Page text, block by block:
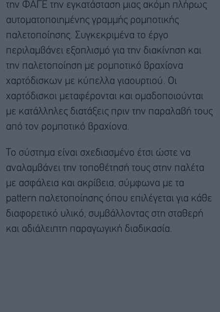
την ΦΑΓΕ την εγκατάσταση μιας ακόμη πλήρως
αυτοματοποιημένης γραμμής ρομποτικής
παλετοποίησης. Συγκεκριμένα το έργο
περιλαμβάνει εξοπλισμό για την διακίνηση και
την παλετοποίηση με ρομποτικό βραχίονα
χαρτόδισκων με κύπελλα γιαουρτιού. Οι
χαρτόδισκοι μεταφέρονται και ομαδοποιούνται
με κατάλληλες διατάξεις πριν την παραλαβή τους
από τον ρομποτικό βραχίονα.
Το σύστημα είναι σχεδιασμένο έτσι ώστε να
αναλαμβάνει την τοποθέτησή τους στην παλέτα
με ασφάλεια και ακρίβεια, σύμφωνα με τα
pattern παλετοποίησης όπου επιλέγεται για κάθε
διαφορετικό υλικό, συμβάλλοντας στη σταθερή
και αδιάλειπτη παραγωγική διαδικασία.